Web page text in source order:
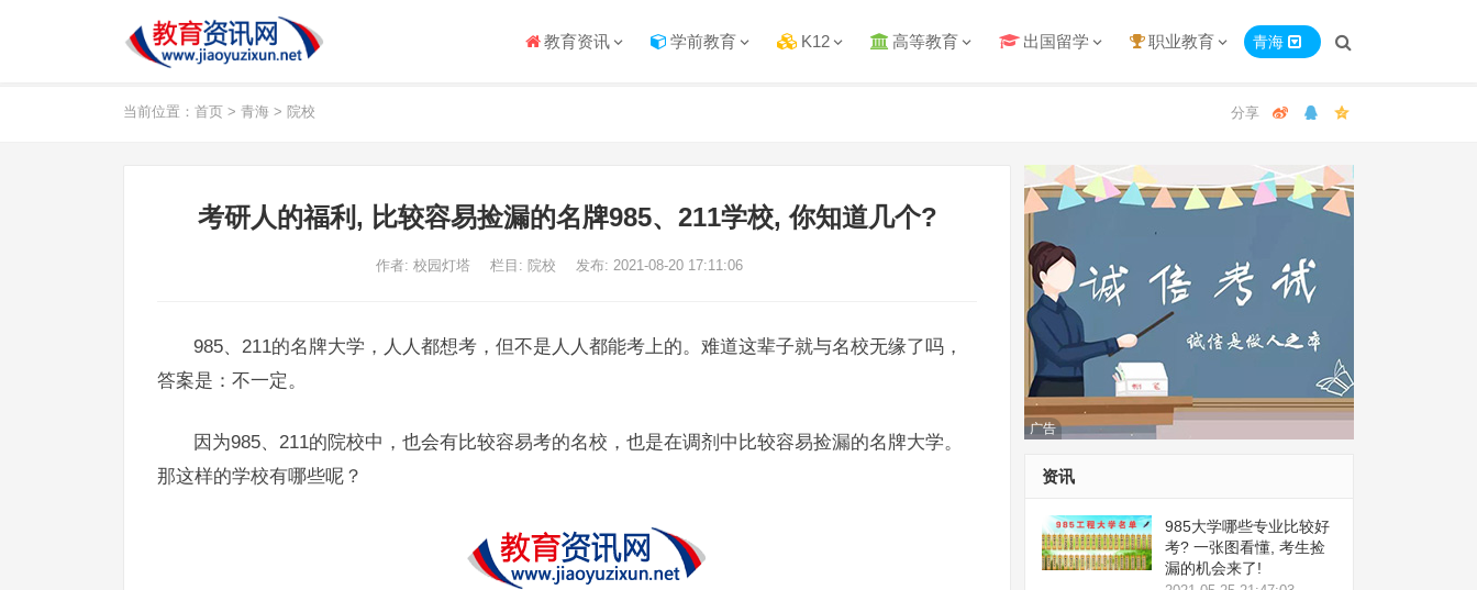
教育资讯 学前教育 K12 高等教育 出国留学 职业教育 青海
当前位置： 首页 > 青海 > 院校
考研人的福利, 比较容易捡漏的名牌985、211学校, 你知道几个?
作者: 校园灯塔 栏目: 院校 发布: 2021-08-20 17:11:06
985、211的名牌大学，人人都想考，但不是人人都能考上的。难道这辈子就与名校无缘了吗，
答案是：不一定。
因为985、211的院校中，也会有比较容易考的名校，也是在调剂中比较容易捡漏的名牌大学。
那这样的学校有哪些呢？
广告
资讯
985大学哪些专业比较好
考? 一张图看懂, 考生捡
漏的机会来了!